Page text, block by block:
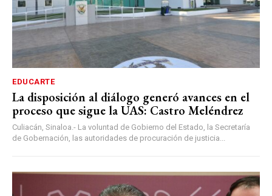
EDUCARTE
La disposición al diálogo generó avances en el
proceso que sigue la UAS: Castro Meléndrez
Culiacán, Sinaloa.- La voluntad de Gobierno del Estado, la Secretaría
de Gobernación, las autoridades de procuración de justicia...